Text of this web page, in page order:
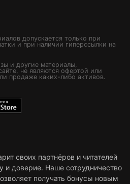
допускается только при
и при наличии гиперссылки на
и другие материалы,
не являются офертой или
продаже каких-либо активов.
своих партнёров и читателей
и доверие. Наше сотрудничество
получать бонусы новым